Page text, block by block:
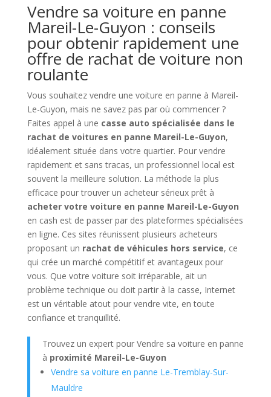
Vendre sa voiture en panne
Mareil-Le-Guyon : conseils
pour obtenir rapidement une
offre de rachat de voiture non
roulante
Vous souhaitez vendre une voiture en panne à Mareil-
Le-Guyon, mais ne savez pas par où commencer ?
Faites appel à une casse auto spécialisée dans le
rachat de voitures en panne Mareil-Le-Guyon,
idéalement située dans votre quartier. Pour vendre
rapidement et sans tracas, un professionnel local est
souvent la meilleure solution. La méthode la plus
efficace pour trouver un acheteur sérieux prêt à
acheter votre voiture en panne Mareil-Le-Guyon
en cash est de passer par des plateformes spécialisées
en ligne. Ces sites réunissent plusieurs acheteurs
proposant un rachat de véhicules hors service, ce
qui crée un marché compétitif et avantageux pour
vous. Que votre voiture soit irréparable, ait un
problème technique ou doit partir à la casse, Internet
est un véritable atout pour vendre vite, en toute
confiance et tranquillité.
Trouvez un expert pour Vendre sa voiture en panne
à proximité Mareil-Le-Guyon
Vendre sa voiture en panne Le-Tremblay-Sur-
Mauldre